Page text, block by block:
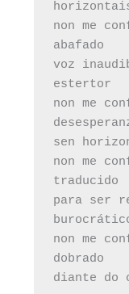
non me
abafado
voz
estertor
non me
sen
non me
traducido
para ser
non me
dobrado
diante do